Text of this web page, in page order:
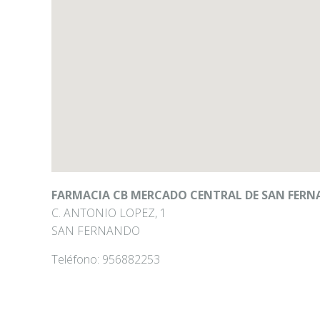
FARMACIA CB MERCADO CENTRAL DE SAN
C. ANTONIO LOPEZ, 1
SAN FERNANDO
Teléfono: 956882253